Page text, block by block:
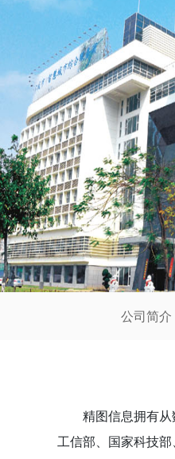
公司简介
精图信息拥有从数
工信部、国家科技